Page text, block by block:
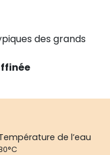
des grands
de l’eau